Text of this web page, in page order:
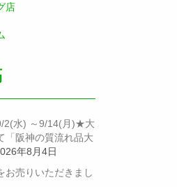
店
2(水) ～9/14(月)★大
「阪神の質流れ品大
年8月4日
お売りいただきまし